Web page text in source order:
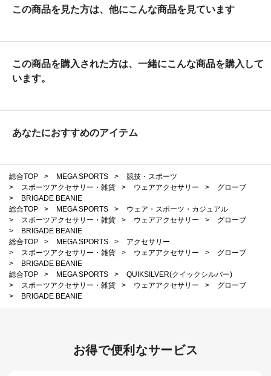
この商品を見た方は、他にこんな商品を見ています
この商品を購入された方は、一緒にこんな商品を購入して
います。
あなたにおすすめのアイテム
総合TOP > MEGA SPORTS >
競技・スポーツ
>
スポーツアクセサリー・雑貨 > ウェアアクセサリー >
グローブ
>
BRIGADE BEANIE
総合TOP
> MEGA SPORTS >
ウェア・スポーツ・カジュアル
>
スポーツアクセサリー・雑貨 > ウェアアクセサリー >
グローブ
>
BRIGADE BEANIE
総合TOP
> MEGA SPORTS >
アクセサリー
>
スポーツアクセサリー・雑貨 > ウェアアクセサリー >
グローブ
>
BRIGADE BEANIE
総合TOP
> MEGA SPORTS >
QUIKSILVER(クイックシルバー)
>
スポーツアクセサリー・雑貨 > ウェアアクセサリー >
グローブ
>
BRIGADE BEANIE
お得で便利なサービス